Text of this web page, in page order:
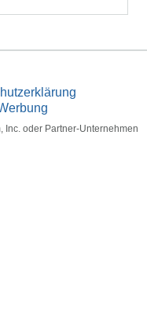
Inc. oder Partner-Unternehmen